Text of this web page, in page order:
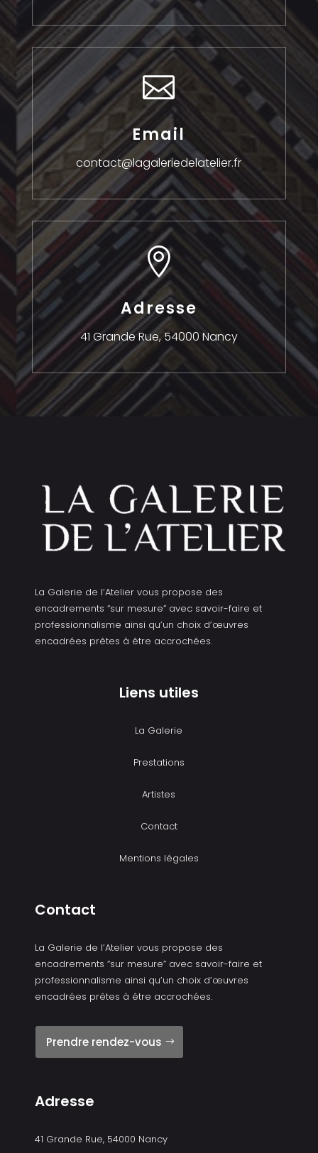

Email
contact@lagaleriedelatelier.fr

Adresse
41 Grande Rue,54000 Nancy
La Galerie de l’Atelier vous propose des
encadrements “sur mesure” avec savoir-faire et
professionnalisme ainsi qu’un choix d’œuvres
encadrées prêtes à être accrochées.
Liens utiles
La Galerie
Prestations
Artistes
Contact
Mentions légales
Contact
La Galerie de l’Atelier vous propose des
encadrements “sur mesure” avec savoir-faire et
professionnalisme ainsi qu’un choix d’œuvres
encadrées prêtes à être accrochées.
Prendre rendez-vous
Adresse
41 Grande Rue, 54000 Nancy